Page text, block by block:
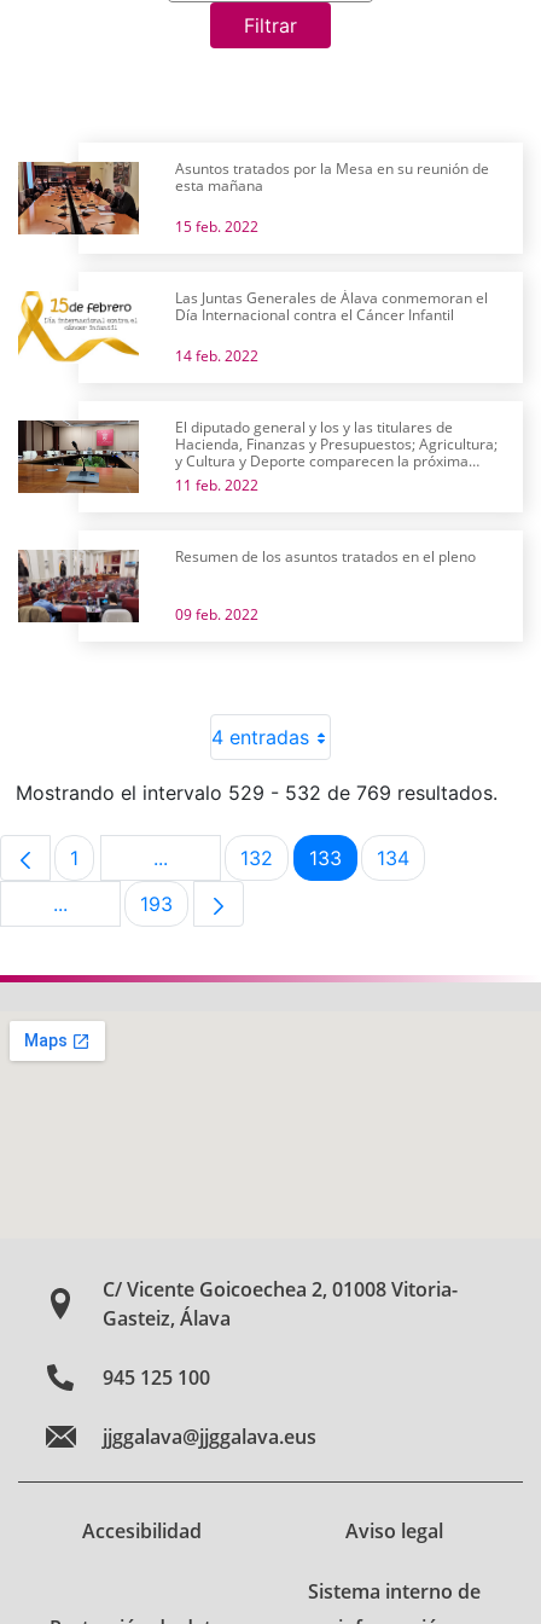
Filtrar
Asuntos tratados por la Mesa en su reunión de
esta mañana
15 feb. 2022
Las Juntas Generales de Álava conmemoran el
Día Internacional contra el Cáncer Infantil
14 feb. 2022
El diputado general y los y las titulares de
Hacienda, Finanzas y Presupuestos; Agricultura;
y Cultura y Deporte comparecen la próxima
semana en comisión
11 feb. 2022
Resumen de los asuntos tratados en el pleno
09 feb. 2022
4 entradas
Mostrando el intervalo 529 - 532 de 769 resultados.
Página
1 ...Páginas intermedias Use TAB para
Página
132 Página
133 Página
134
...Páginas intermedias Use TAB para desplazarse.
Página
193
C/ Vicente Goicoechea 2, 01008 Vitoria-
Gasteiz, Álava
945 125 100
jjggalava@jjggalava.eus
Accesibilidad Aviso legal
Sistema interno de